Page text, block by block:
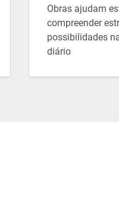
Obras ajudam
compreender
possibilidades
diário